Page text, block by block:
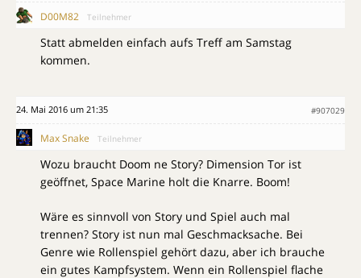
D00M82 Teilnehmer
Statt abmelden einfach aufs Treff am Samstag
kommen.
24. Mai 2016 um 21:35 #907029
Max Snake Teilnehmer
Wozu braucht Doom ne Story? Dimension Tor ist
geöffnet, Space Marine holt die Knarre. Boom!
Wäre es sinnvoll von Story und Spiel auch mal
trennen? Story ist nun mal Geschmacksache. Bei
Genre wie Rollenspiel gehört dazu, aber ich brauche
ein gutes Kampfsystem. Wenn ein Rollenspiel flache